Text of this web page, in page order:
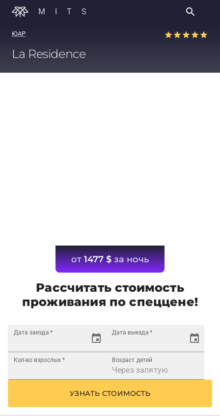
MITS
ЮАР
La Residence
от1477 $за ночь
Рассчитать стоимость
проживания по спеццене!
Дата заезда * Дата выезда *
Кол-во взрослых * Возраст детей
УЗНАТЬ СТОИМОСТЬ